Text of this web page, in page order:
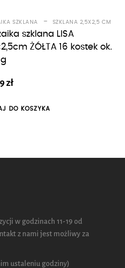
SZKLANA - SZKLANA 2,5X2,5 CM
szklana LISA
ŻÓŁTA 16 kostek ok.
zł
DO KOSZYKA
w godzinach 11-19 od
z nami jest możliwy za
ustaleniu godziny)